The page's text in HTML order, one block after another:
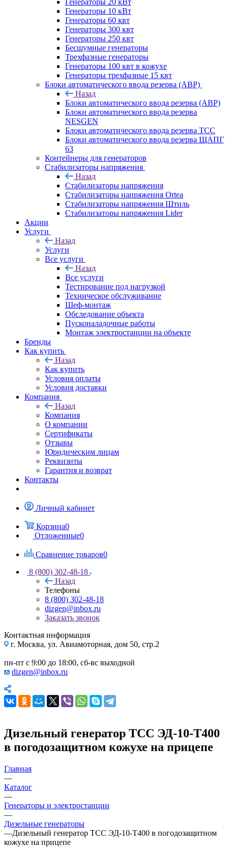
Генераторы 20 кВт
Генераторы 10 кВт
Генераторы 60 квт
Генераторы 300 квт
Генераторы 250 квт
Бесшумные генераторы
Трехфазные генераторы
Генераторы 100 квт в кожухе
Генераторы трехфазные 15 квт
Блоки автоматического ввода резерва (АВР)
Назад
Блоки автоматического ввода резерва (АВР)
Блоки автоматического ввода резерва
NESGEN
Блоки автоматического ввода резерва ТСС
Блоки автоматического ввода резерва ЩАПГ
63
Контейнеры для генераторов
Стабилизаторы напряжения
Назад
Стабилизаторы напряжения
Стабилизаторы напряжения Ortea
Стабилизаторы напряжения Штиль
Стабилизаторы напряжения Lider
Акции
Услуги
Назад
Услуги
Все услуги
Назад
Все услуги
Тестирование под нагрузкой
Техническое обслуживание
Шеф-монтаж
Обследование объекта
Пусконаладочные работы
Монтаж электростанции на объекте
Бренды
Как купить
Назад
Как купить
Условия оплаты
Условия доставки
Компания
Назад
Компания
О компании
Сертификаты
Отзывы
Юридическим лицам
Реквизиты
Гарантия и возврат
Контакты
Личный кабинет
Корзина0
Отложенные0
Сравнение товаров0
8 (800) 302-48-18
Назад
Телефоны
8 (800) 302-48-18
dizgen@inbox.ru
Заказать звонок
Контактная информация
г. Москва, ул. Авиамоторная, дом 50, стр.2
пн-пт с 9:00 до 18:00, сб-вс выходной
dizgen@inbox.ru
Дизельный генератор ТСС ЭД-10-Т400
в погодозащитном кожухе на прицепе
Главная
—
Каталог
—
Генераторы и электростанции
—
Дизельные генераторы
—Дизельный генератор ТСС ЭД-10-Т400 в погодозащитном
кожухе на прицепе